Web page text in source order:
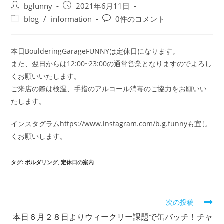
bgfunny
2021年6月11日
blog / information 0件のコメント
本日BoulderingGarageFUNNYは定休日になります。
また、翌日からは12:00~23:00の通常営業となりますのでよろし
くお願いいたします。
ご来店の際は検温、手指のアルコール消毒のご協力をお願いい
たします。
インスタグラムhttps://www.instagram.com/b.g.funnyも宜し
くお願いします。
タグ: ボルダリング, 定休日の案内
次の投稿
本日６月２８日よりウィークリー課題で缶バッチ！チャ